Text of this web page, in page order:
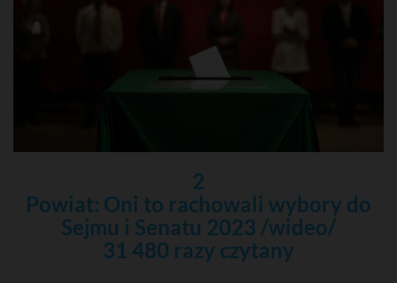
2
Powiat: Oni to rachowali wybory do
Sejmu i Senatu 2023 /wideo/
31 480 razy czytany